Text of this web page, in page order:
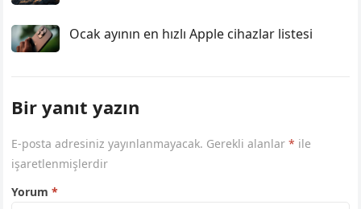
Ocak ayının en hızlı Apple cihazlar listesi
Bir yanıt yazın
E-posta adresiniz yayınlanmayacak. Gerekli alanlar* ile
işaretlenmişlerdir
Yorum*